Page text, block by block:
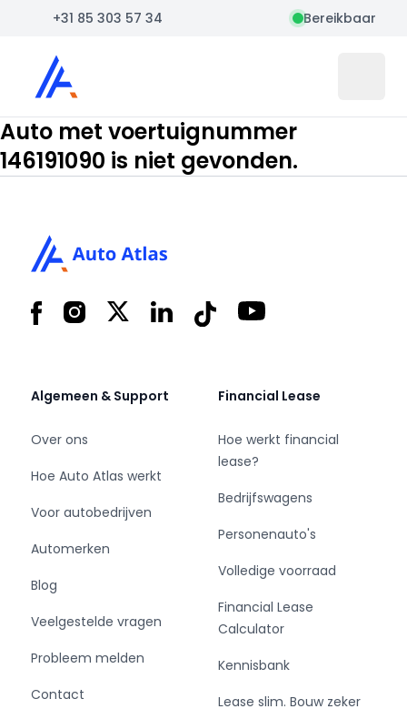
+31 85 303 57 34 Bereikbaar
Auto Atlas
Auto met voertuignummer
146191090 is niet gevonden.
FacebookInstagram
X LinkedInTiktok YouTube
Algemeen & Support
Over ons
Hoe Auto Atlas werkt
Voor autobedrijven
Automerken
Blog
Veelgestelde vragen
Probleem melden
Contact
Financial Lease
Hoe werkt financial
lease?
Bedrijfswagens
Personenauto's
Volledige voorraad
Financial Lease
Calculator
Kennisbank
Lease slim. Bouw zeker